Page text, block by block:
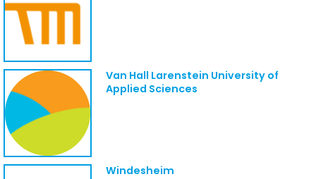
Van Hall Larenstein University of
Applied Sciences
Windesheim